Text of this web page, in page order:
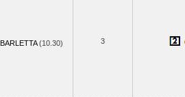
BARLETTA(10.30) 3